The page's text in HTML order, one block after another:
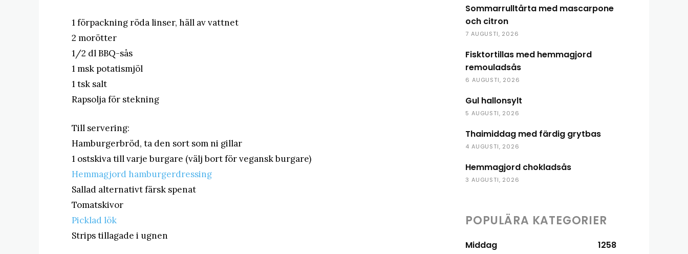
1 förpackning röda linser, häll av vattnet
2 morötter
1/2 dl BBQ-sås
1 msk potatismjöl
1 tsk salt
Rapsolja för stekning
Till servering:
Hamburgerbröd, ta den sort som ni gillar
1 ostskiva till varje burgare (välj bort för vegansk burgare)
Hemmagjord hamburgerdressing
Sallad alternativt färsk spenat
Tomatskivor
Picklad lök
Strips tillagade i ugnen
Sommarrulltårta med mascarpone
och citron
7 AUGUSTI, 2026
Fisktortillas med hemmagjord
remouladsås
6 AUGUSTI, 2026
Gul hallonsylt
5 AUGUSTI, 2026
Thaimiddag med färdig grytbas
4 AUGUSTI, 2026
Hemmagjord chokladsås
3 AUGUSTI, 2026
POPULÄRA KATEGORIER
Middag
1258